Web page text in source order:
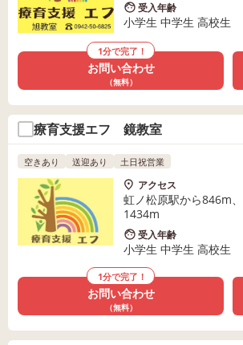
受入年齢
小学生 中学生 高校生
1分で完了！
お問い合わせ
（無料）
療育支援エフ 鏡教室
空きあり 送迎あり 土日祝営業
アクセス
虹ノ松原駅から846m
1434m
受入年齢
小学生 中学生 高校生
1分で完了！
お問い合わせ
（無料）